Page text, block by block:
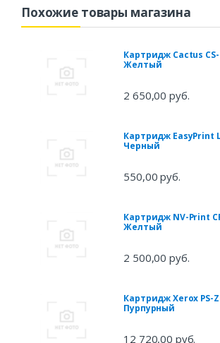
Похожие товары магазина
Картридж Cactus CS-
Желтый
2 650,00 руб.
Картридж EasyPrint
Черный
550,00 руб.
Картридж NV-Print
Желтый
2 500,00 руб.
Картридж Xerox PS-
Пурпурный
12 720,00 руб.